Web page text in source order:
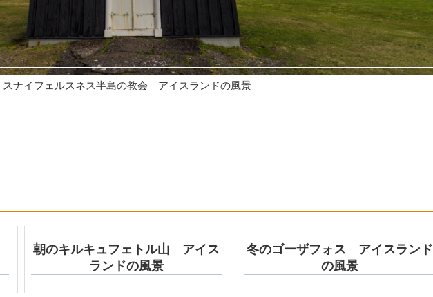
スナイフェルスネス半島の教会 アイスランドの風景
朝のキルキュフェトル山 アイス
ランドの風景
冬のゴーザフォス アイスランド
の風景